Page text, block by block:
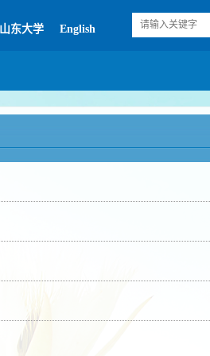
山东大学 English